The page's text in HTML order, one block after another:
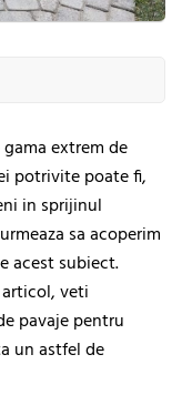
extrem de
potrivite poate fi,
in sprijinul
sa acoperim
acest subiect.
veti
pavaje pentru
un astfel de